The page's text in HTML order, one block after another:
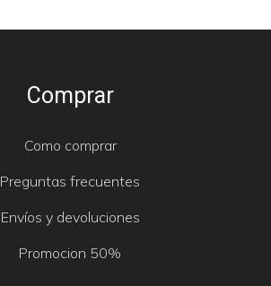
Comprar
Como comprar
Preguntas frecuentes
Envíos y devoluciones
Promocion 50%